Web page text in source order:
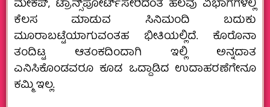
ಮೇಕಪ್‌, ಟ್ರಾನ್ಸ್‌ಪೋರ್ಟ್‌ಸೇರಿದಂತೆ ಹಲವು ವಿಭಾಗಗಳಲ್ಲಿ
ಕೆಲಸ ಮಾಡುವ ಸಿನಿಮಂದಿ ಬದುಕು
ಮೂರಾಬಟ್ಟೆಯಾಗುವಂತಹ ಭೀತಿಯಲ್ಲಿದೆ. ಕೊರೊನಾ
ತಂದಿಟ್ಟ ಆತಂಕದಿಂದಾಗಿ ಇಲ್ಲಿ ಅನ್ನದಾತ
ಎನಿಸಿಕೊಂಡವರೂ ಕೂಡ ಒದ್ದಾಡಿದ ಉದಾಹರಣೆಗೇನೂ
ಕಮ್ಮಿ ಇಲ್ಲ.